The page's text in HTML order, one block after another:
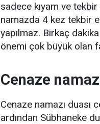
sadece kıyam ve tekbir
namazda 4 kez tekbir
yapılmaz. Birkaç
önemi çok büyük olan
Cenaze
Cenaze namazı duası
ardından Sübhaneke